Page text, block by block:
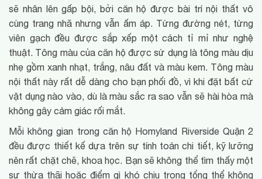
sẽ nhân lên gấp bội, bởi căn hộ được bài trí nội thất vô
cùng trang nhã nhưng vẫn ấm áp. Từng đường nét, từng
viên gạch đều được sắp xếp một cách tỉ mỉ như nghệ
thuật. Tông màu của căn hộ được sử dụng là tông màu dịu
nhẹ gồm xanh nhạt, trắng, nâu đất và màu kem. Tông màu
nội thất này rất dễ dàng cho bạn phối đồ, vì khi đặt bất cứ
vật dụng nào vào, dù là màu sắc ra sao vẫn sẽ hài hòa mà
không gây cảm giác rối mắt.
Mỗi không gian trong căn hộ Homyland Riverside Quận 2
đều được thiết kế dựa trên sự tính toán chi tiết, kỹ lưỡng
nên rất chặt chẽ, khoa học. Bạn sẽ không thể tìm thấy một
sự thừa thãi hoặc điểm gì khó chịu trong tổng thể không